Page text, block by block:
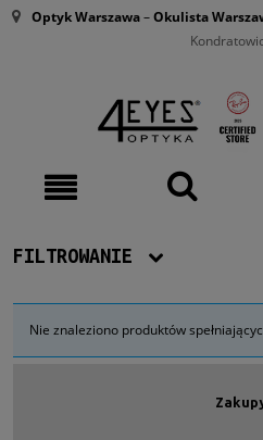
Optyk Warszawa–Okulista
FILTROWANIE
Dostępność
Nie znaleziono produktów